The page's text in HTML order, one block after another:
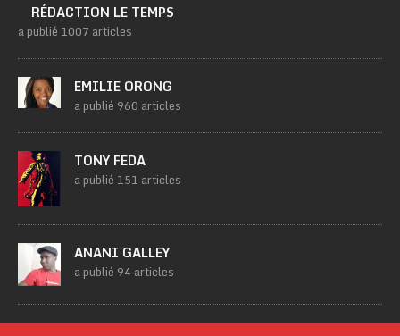
RÉDACTION LE TEMPS
a publié 1007 articles
EMILIE ORONG
a publié 960 articles
TONY FEDA
a publié 151 articles
ANANI GALLEY
a publié 94 articles